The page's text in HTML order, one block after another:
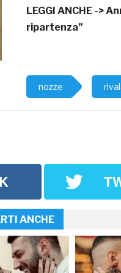
LEGGI ANCHE ->
ripartenza”
nozze
ANCHE